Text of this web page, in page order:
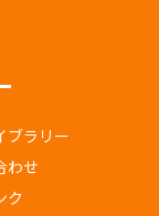
ブラリー
わせ
ク